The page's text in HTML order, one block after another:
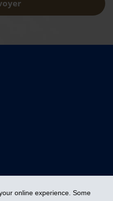
online experience. Some